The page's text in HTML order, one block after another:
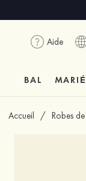
Aide
BAL
Accueil / Robes